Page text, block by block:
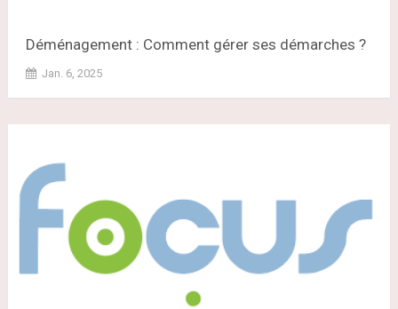
Déménagement : Comment gérer ses démarches ?
Jan. 6, 2025